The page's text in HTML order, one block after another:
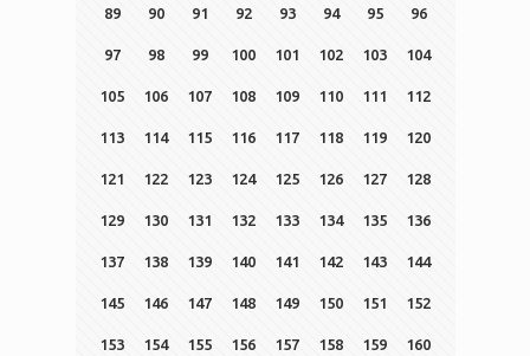
89 90 91 92 93 94 95 96
97 98 99 100 101 102 103 104
105 106 107 108 109 110 111 112
113 114 115 116 117 118 119 120
121 122 123 124 125 126 127 128
129 130 131 132 133 134 135 136
137 138 139 140 141 142 143 144
145 146 147 148 149 150 151 152
153 154 155 156 157 158 159 160